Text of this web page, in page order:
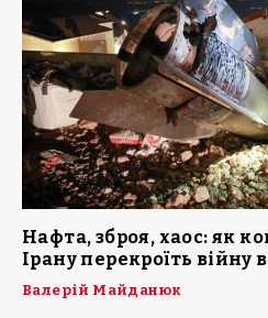
Нафта, зброя, хаос: як
Ірану перекроїть війну
Валерій Майданюк